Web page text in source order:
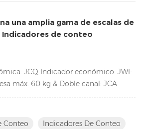
una amplia gama de escalas de
de conteo
JCQ Indicador económico: JWI-
máx. 60 kg & Doble canal: JCA
conteo disponible: SKY-C Indicador
ventana: JWI-2000C Contando
Conteo
Indicadores De Conteo